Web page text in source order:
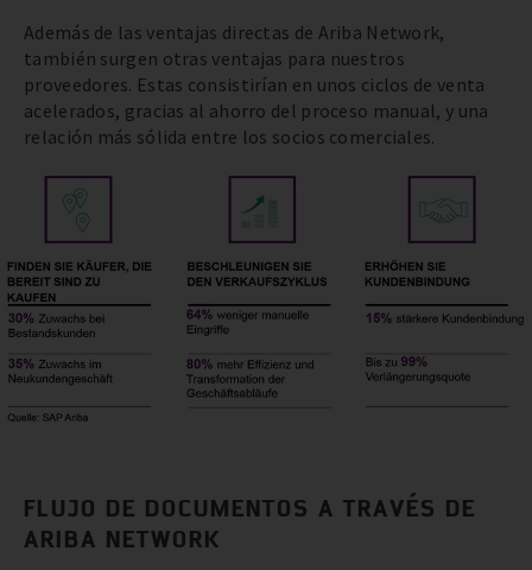
Además de las ventajas directas de Ariba Network,
también surgen otras ventajas para nuestros
proveedores. Estas consistirían en unos ciclos de venta
acelerados, gracias al ahorro del proceso manual, y una
relación más sólida entre los socios comerciales.
FLUJO DE DOCUMENTOS A TRAVÉS DE
ARIBA NETWORK